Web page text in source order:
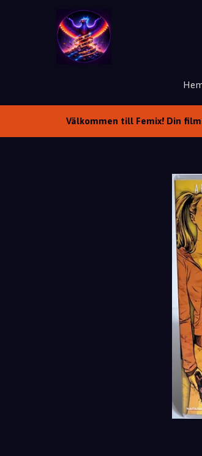
Välkommen till Femix! Din